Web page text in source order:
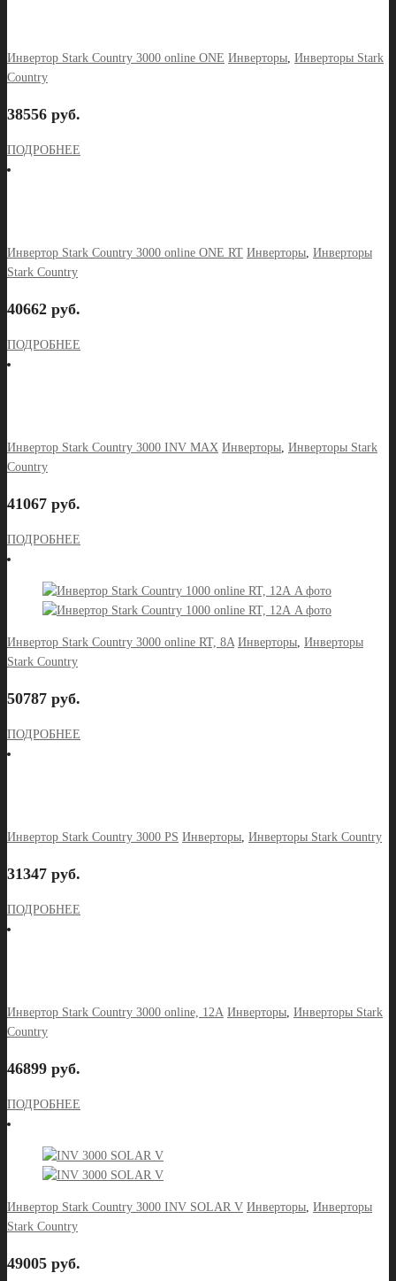
Инвертор Stark Country 3000 online ONE Инверторы, Инверторы Stark
Country
38556 руб.
ПОДРОБНЕЕ
Инвертор Stark Country 3000 online ONE RT Инверторы, Инверторы
Stark Country
40662 руб.
ПОДРОБНЕЕ
Инвертор Stark Country 3000 INV MAX Инверторы, Инверторы Stark
Country
41067 руб.
ПОДРОБНЕЕ
Инвертор Stark Country 3000 online RT, 8A Инверторы Инверторы
Stark Country
50787 руб.
ПОДРОБНЕЕ
Инвертор Stark Country 3000 PS Инверторы Инверторы Stark Country
31347 руб.
ПОДРОБНЕЕ
Инвертор Stark Country 3000 online, 12А Инверторы Инверторы Stark
Country
46899 руб.
ПОДРОБНЕЕ
Инвертор Stark Country 3000 INV SOLAR V Инверторы Инверторы
Stark Country
49005 руб.